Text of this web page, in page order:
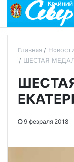
Главная Новости
ШЕСТАЯ
9 февраля 2018